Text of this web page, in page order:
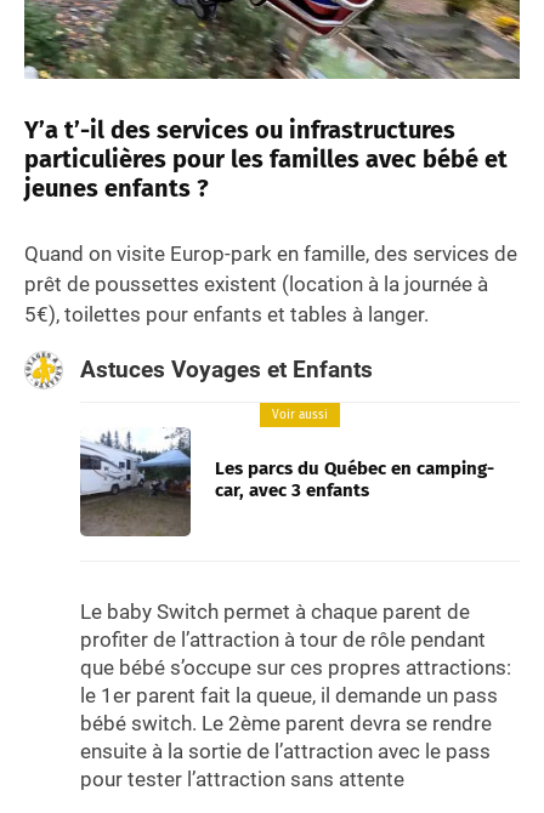
Y’a t’-il des services ou infrastructures
particulières pour les familles avec bébé et
jeunes enfants ?
Quand on visite Europ-park en famille, des services de
prêt de poussettes existent (location à la journée à
5€), toilettes pour enfants et tables à langer.
Astuces Voyages et Enfants
Voir aussi
Les parcs du Québec en camping-
car, avec 3 enfants
Le baby Switch permet à chaque parent de
profiter de l’attraction à tour de rôle pendant
que bébé s’occupe sur ces propres attractions:
le 1er parent fait la queue, il demande un pass
bébé switch. Le 2ème parent devra se rendre
ensuite à la sortie de l’attraction avec le pass
pour tester l’attraction sans attente